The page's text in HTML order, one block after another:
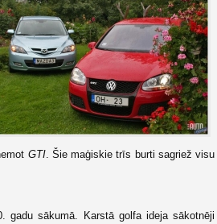
GTI. Šie maģiskie trīs burti sagriež visu
gadu sākumā. Karstā golfa ideja sākotnēji